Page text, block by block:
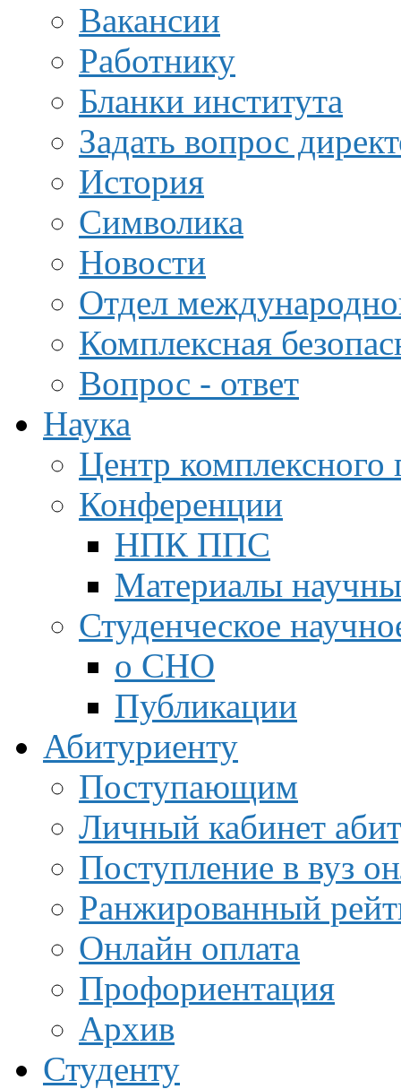
Вакансии
Работнику
Бланки института
Задать вопрос
История
Символика
Новости
Отдел
Комплексная
Вопрос - ответ
Наука
Центр
Конференции
НПК ППС
Материалы
Студенческое
о СНО
Публикации
Абитуриенту
Поступающим
Личный кабинет
Поступление в вуз
Ранжированный
Онлайн оплата
Профориентация
Архив
Студенту